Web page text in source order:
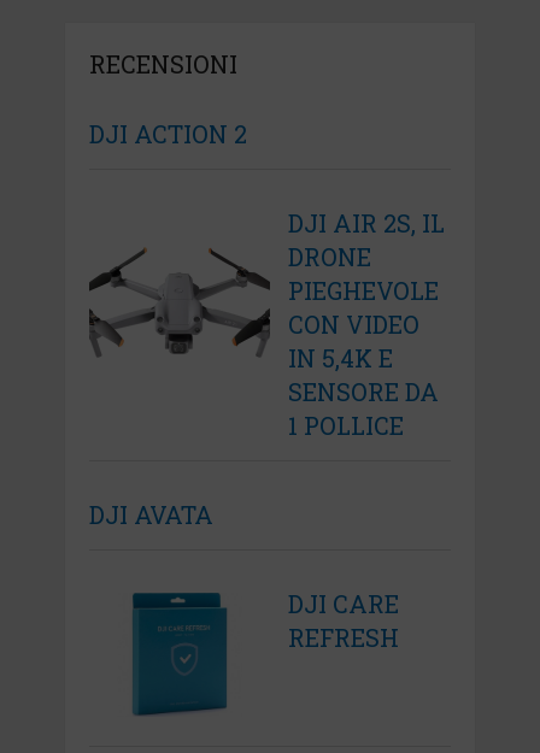
RECENSIONI
DJI ACTION 2
DJI AIR 2S, IL
DRONE
PIEGHEVOLE
CON VIDEO
IN 5,4K E
SENSORE DA
1 POLLICE
DJI AVATA
DJI CARE
REFRESH